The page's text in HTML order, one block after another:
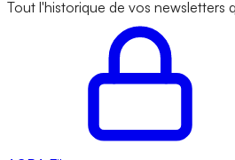
Tout l'historique de vos newsletters